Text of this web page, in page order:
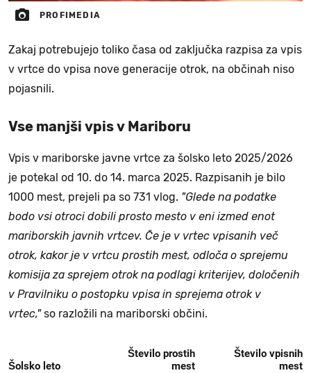
PROFIMEDIA
Zakaj potrebujejo toliko časa od zaključka razpisa za vpis
v vrtce do vpisa nove generacije otrok, na občinah niso
pojasnili.
Vse manjši vpis v Mariboru
Vpis v mariborske javne vrtce za šolsko leto 2025/2026
je potekal od 10. do 14. marca 2025. Razpisanih je bilo
1000 mest, prejeli pa so 731 vlog. "Glede na podatke
bodo vsi otroci dobili prosto mesto v eni izmed enot
mariborskih javnih vrtcev. Če je v vrtec vpisanih več
otrok, kakor je v vrtcu prostih mest, odloča o sprejemu
komisija za sprejem otrok na podlagi kriterijev, določenih
v Pravilniku o postopku vpisa in sprejema otrok v
vrtec,"so razložili na mariborski občini.